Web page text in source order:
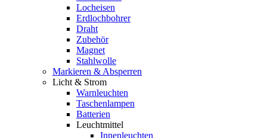
Locheisen
Erdlochbohrer
Draht
Zubehör
Magnet
Stahlwolle
Markieren & Absperren
Licht & Strom
Warnleuchten
Taschenlampen
Batterien
Leuchtmittel
Innenleuchten